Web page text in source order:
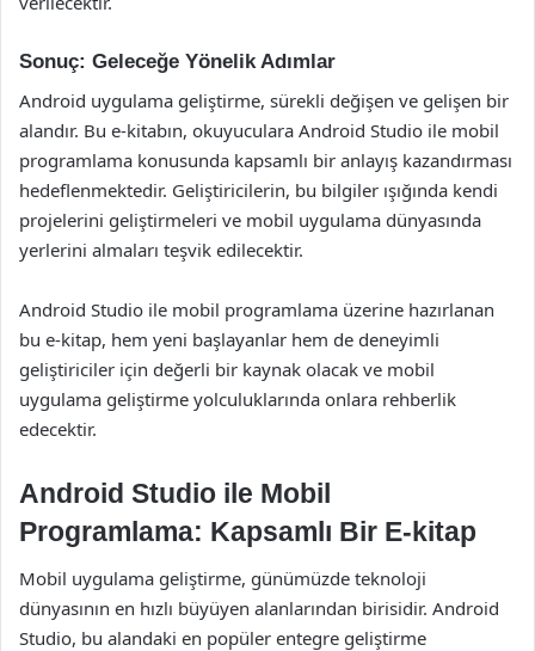
Sonuç: Geleceğe Yönelik Adımlar
Android uygulama geliştirme, sürekli değişen ve gelişen bir
alandır. Bu e-kitabın, okuyuculara Android Studio ile mobil
programlama konusunda kapsamlı bir anlayış kazandırması
hedeflenmektedir. Geliştiricilerin, bu bilgiler ışığında kendi
projelerini geliştirmeleri ve mobil uygulama dünyasında
yerlerini almaları teşvik edilecektir.
Android Studio ile mobil programlama üzerine hazırlanan
bu e-kitap, hem yeni başlayanlar hem de deneyimli
geliştiriciler için değerli bir kaynak olacak ve mobil
uygulama geliştirme yolculuklarında onlara rehberlik
edecektir.
Android Studio ile Mobil
Programlama: Kapsamlı Bir E-kitap
Mobil uygulama geliştirme, günümüzde teknoloji
dünyasının en hızlı büyüyen alanlarından birisidir. Android
Studio, bu alandaki en popüler entegre geliştirme